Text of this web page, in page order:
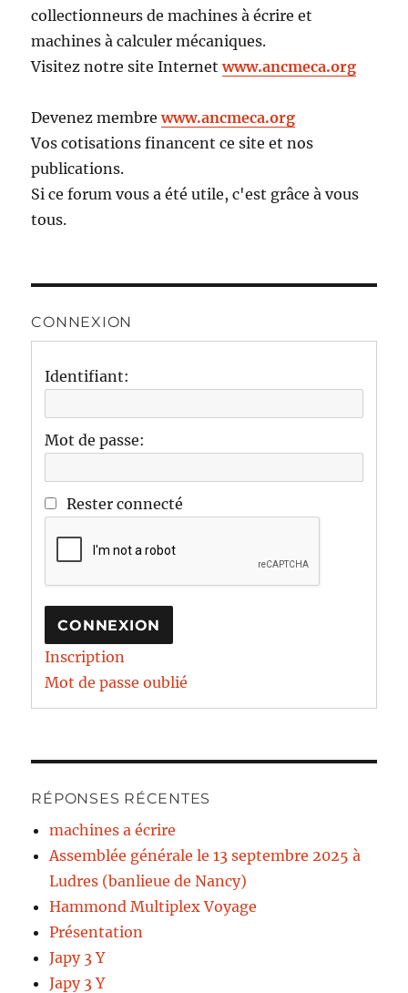
collectionneurs de machines à écrire et
machines à calculer mécaniques.
Visitez notre site Internetwww.ancmeca.org
Devenez membrewww.ancmeca.org
Vos cotisations financent ce site et nos
publications.
Si ce forum vous a été utile, c'est grâce à vous
tous.
CONNEXION
Identifiant:
Mot de passe:
Rester connecté
CONNEXION
Inscription
Mot de passe oublié
RÉPONSES RÉCENTES
machines a écrire
Assemblée générale le 13 septembre 2025 à
Ludres (banlieue de Nancy)
Hammond Multiplex Voyage
Présentation
Japy 3 Y
Japy 3 Y